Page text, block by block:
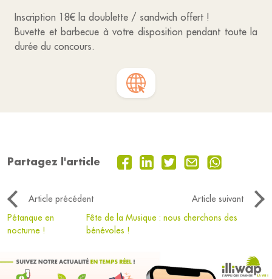
Inscription 18€ la doublette / sandwich offert !
Buvette et barbecue à votre disposition pendant toute la
durée du concours.
Partagez l'article
Article précédent
Article suivant
Pétanque en
nocturne !
Fête de la Musique : nous cherchons des
bénévoles !